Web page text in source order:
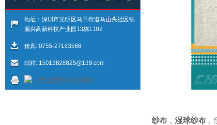
地址：深圳市光明区马田街道马山头社区锦
源兴高新科技产业园13栋1102
传真: 0755-27163566
邮箱: 15013828825@139.com
纱布 ， 湿球纱布